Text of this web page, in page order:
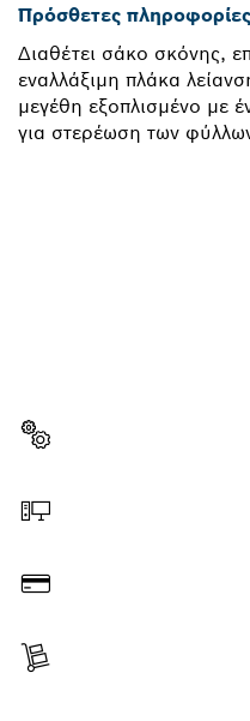
Πρόσθετες πληροφορίες
Διαθέτει σάκο σκόνης,
εναλλάξιμη πλάκα
μεγέθη εξοπλισμένο με
για στερέωση των